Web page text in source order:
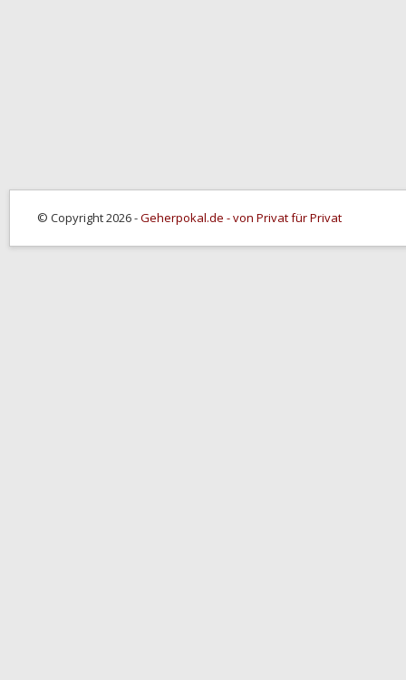
© Copyright 2026 -Geherpokal.de - von Privat für Privat